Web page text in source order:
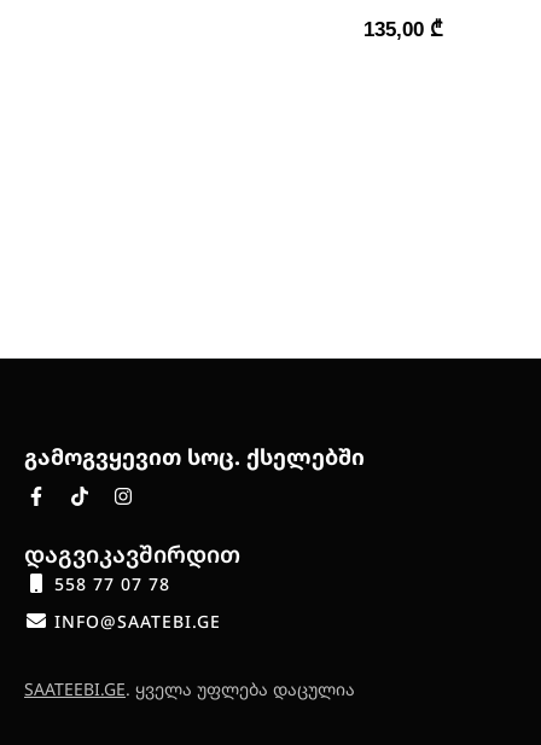
135,00 ₾
გამოგვყევით სოც. ქსელებში
დაგვიკავშირდით
558 77 07 78
INFO@SAATEBI.GE
SAATEEBI.GE. ყველა უფლება დაცულია